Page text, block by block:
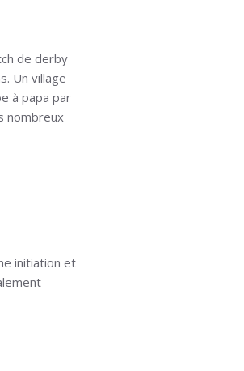
de derby
Un village
à papa par
nombreux
initiation et